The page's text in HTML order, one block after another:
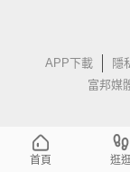
APP下載 隱
富邦媒
首頁 逛